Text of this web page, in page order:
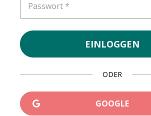
Passwort
EINLOGGEN
ODER
GOOGLE